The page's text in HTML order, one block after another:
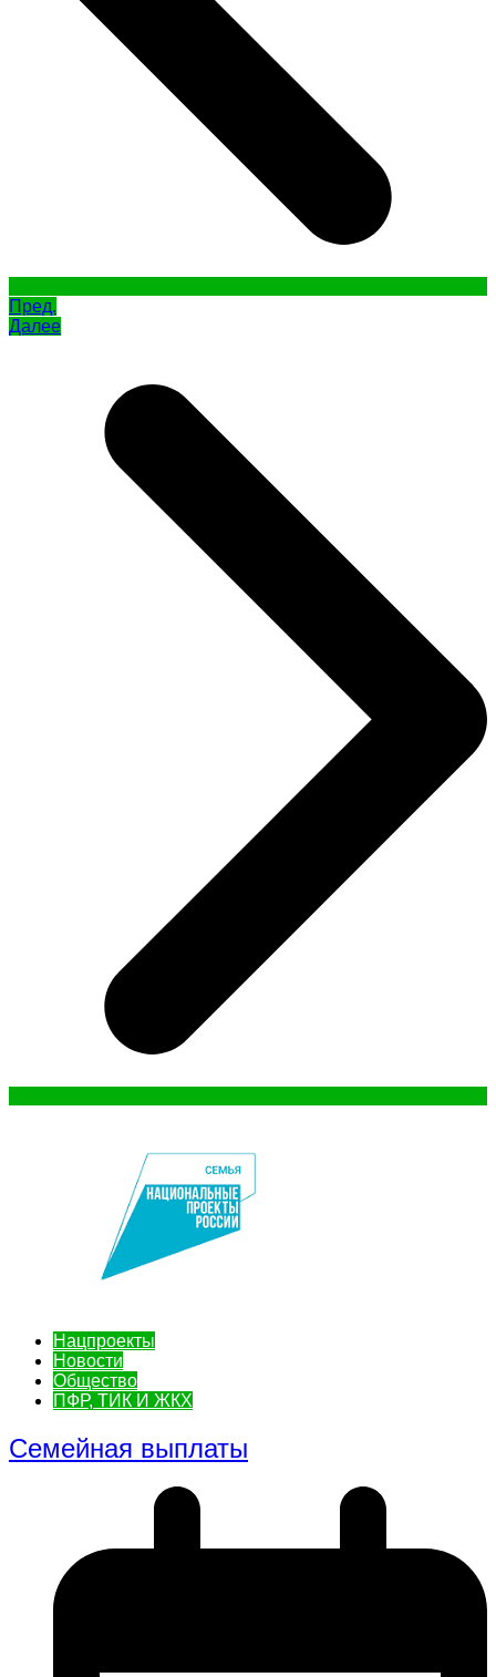
Пред.
Далее
Нацпроекты
Новости
Общество
ПФР, ТИК И ЖКХ
Семейная выплаты